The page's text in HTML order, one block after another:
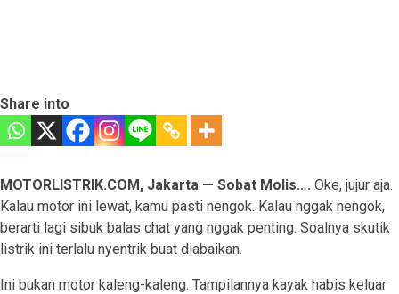
Share into
MOTORLISTRIK.COM, Jakarta — Sobat Molis…. Oke, jujur aja.
Kalau motor ini lewat, kamu pasti nengok. Kalau nggak nengok,
berarti lagi sibuk balas chat yang nggak penting. Soalnya skutik
listrik ini terlalu nyentrik buat diabaikan.
Ini bukan motor kaleng-kaleng. Tampilannya kayak habis keluar